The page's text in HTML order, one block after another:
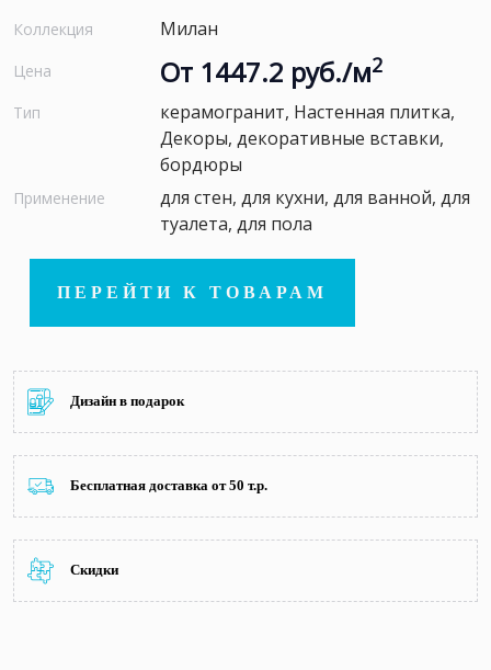
Коллекция Милан
Цена От 1447.2 руб./м2
Тип
керамогранит, Настенная плитка,
Декоры, декоративные вставки,
бордюры
Применение
для стен, для кухни, для ванной, для
туалета, для пола
ПЕРЕЙТИ К ТОВАРАМ
Дизайн в подарок
Бесплатная доставка от 50 т.р.
Скидки